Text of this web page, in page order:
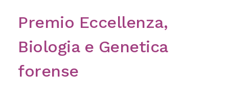
Premio Eccellenza,
Biologia e Genetica
forense